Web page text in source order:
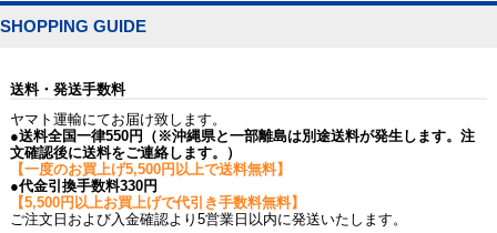
SHOPPING GUIDE
送料・発送手数料
ヤマト運輸にてお届け致します。
●送料全国一律550円（※沖縄県と一部離島は別途送料が発生します。注
文確認後に送料をご連絡します。）
【一度のお買上げ5,500円以上で送料無料】
●代金引換手数料330円
【5,500円以上お買上げで代引き手数料無料】
ご注文日および入金確認より5営業日以内に発送いたします。